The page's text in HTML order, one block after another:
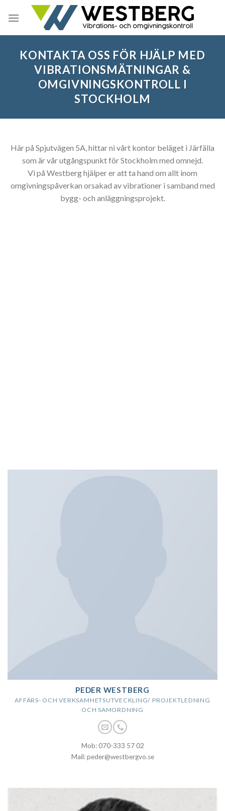
KONTAKTA OSS FÖR HJÄLP MED
VIBRATIONSMÄTNINGAR &
OMGIVNINGSKONTROLL I
STOCKHOLM
Här på Spjutvägen 5A, hittar ni vårt kontor beläget i Järfälla
som är vår utgångspunkt för Stockholm med omnejd.
Vi på Westberg hjälper er att ta hand om allt inom
omgivningspåverkan orsakad av vibrationer i samband med
bygg- och anläggningsprojekt.
PEDER WESTBERG
AFFÄRS- OCH VERKSAMHETSUTVECKLING/ PROJEKTLEDNING
OCH SAMORDNING
Mob: 070-333 57 02
Mail: peder@westbergvo.se